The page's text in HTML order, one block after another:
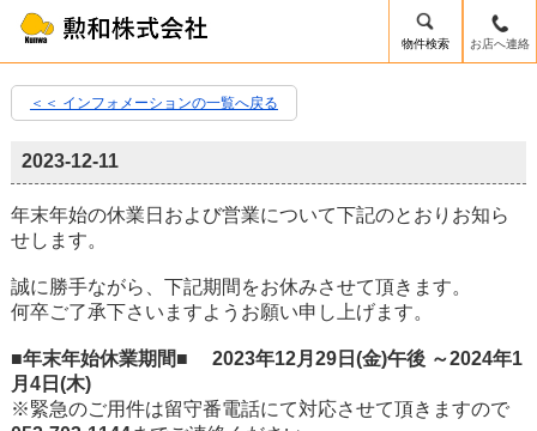
物件検索 お店へ連絡
＜＜ インフォメーションの一覧へ戻る
2023-12-11
年末年始の休業日および営業について下記のとおりお知ら
せします。
誠に勝手ながら、下記期間をお休みさせて頂きます。
何卒ご了承下さいますようお願い申し上げます。
■年末年始休業期間■ 2023年12月29日(金)午後 ～2024年1
月4日(木)
※緊急のご用件は留守番電話にて対応させて頂きますので